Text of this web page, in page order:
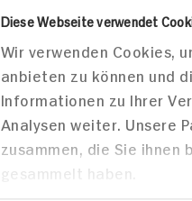
Diese Webseite verwendet
Wir verwenden Cookies,
anbieten zu können und
Informationen zu Ihrer
Analysen weiter. Unsere
zusammen, die Sie
gesammelt haben.
Schupfnudel-
Auflauf mit
Gorgonzola
Walnüssen
60 min